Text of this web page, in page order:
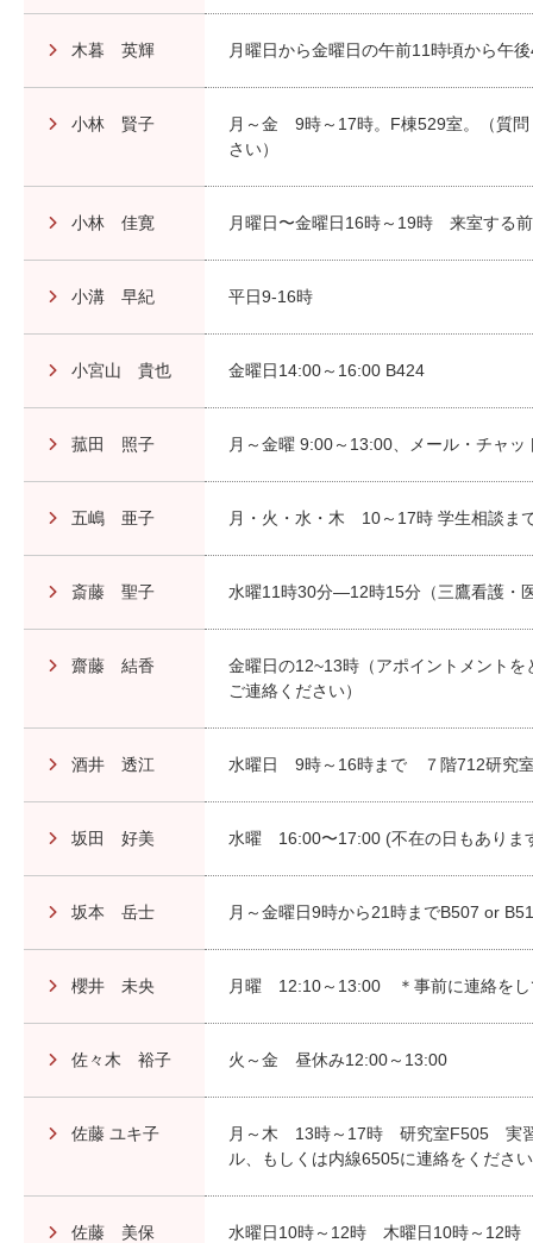
木暮 英輝 月曜日から金曜日の午前11時頃から午
小林 賢子
月～金 9時～17時。F棟529室。（質問
さい）
小林 佳寛 月曜日〜金曜日16時～19時 来室する
小溝 早紀 平日9-16時
小宮山 貴也 金曜日14:00～16:00 B424
菰田 照子 月～金曜 9:00～13:00、メール・チャ
五嶋 亜子 月・火・水・木 10～17時 学生相談ま
斎藤 聖子 水曜11時30分―12時15分（三鷹看護・
齋藤 結香
金曜日の12~13時（アポイントメント
ご連絡ください）
酒井 透江 水曜日 9時～16時まで ７階712研究
坂田 好美 水曜 16:00〜17:00 (不在の日もありま
坂本 岳士 月～金曜日9時から21時までB507 or
櫻井 未央 月曜 12:10～13:00 ＊事前に連絡をし
佐々木 裕子 火～金 昼休み12:00～13:00
佐藤 ユキ子
月～木 13時～17時 研究室F505 実習
ル、もしくは内線6505に連絡をください
佐藤 美保 水曜日10時～12時 木曜日10時～12時